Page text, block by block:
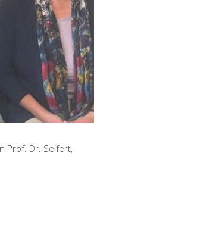
Prof. Dr. Seifert,